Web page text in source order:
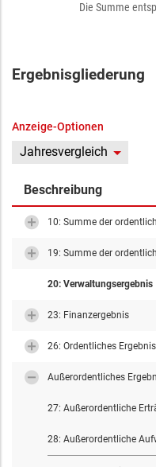
Die Summe
Ergebnisgliederung
Anzeige-Optionen
Jahresvergleich
Beschreibung
10: Summe der
19: Summe der
20: Verwaltungsergebnis
23: Finanzergebnis
26: Ordentliches Ergebnis
Außerordentliches
27: Außerordentliche
28: Außerordentliche